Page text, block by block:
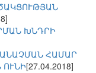
ԽՆԴՐԻ
ՀԱՄԱՐ
ՈՒՆԻ[27.04.2018]